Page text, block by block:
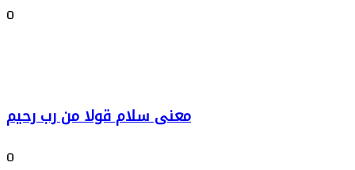
0
معنى سلام قولا من رب رحيم
0